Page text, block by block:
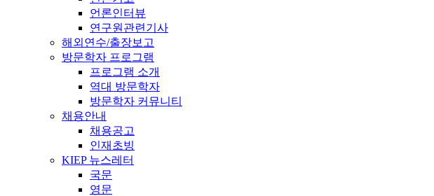
언론인터뷰
연구원관련기사
해외연수/출장보고
방문학자 프로그램
프로그램 소개
역대 방문학자
방문학자 커뮤니티
채용안내
채용공고
인재초빙
KIEP 뉴스레터
국문
영문